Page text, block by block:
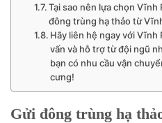
Tại sao nên lựa chọn
đông trùng hạ thảo từ
Hãy liên hệ ngay với
vấn và hỗ trợ từ đội ngũ
bạn có nhu cầu vận
cưng!
Gửi đông trùng hạ